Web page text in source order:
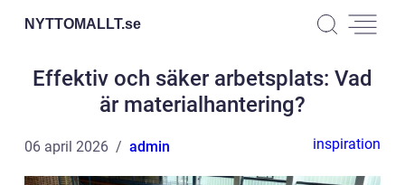
NYTTOMALLT.se
Effektiv och säker arbetsplats: Vad
är materialhantering?
06 april 2026 admin inspiration